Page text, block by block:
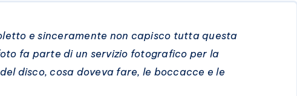
e sinceramente non capisco tutta questa
fa parte di un servizio fotografico per la
disco, cosa doveva fare, le boccacce e le